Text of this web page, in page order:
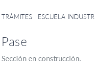
TRÁMITES | ESCUELA
Pase
Sección en construcción.